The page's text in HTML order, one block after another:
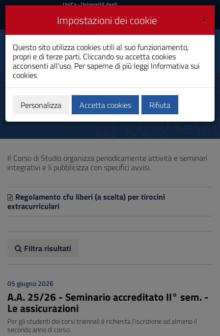
Vai
al
navigazione
sito
al
Footer
UniCa
Accedi
UniCa- Università degli
Accedi UniCA News
Toggle
navigation
Economia Manageriale
Laurea Magistrale
Attività a scelta dello studente
Il Corso di Studio organizza periodicamente attività e seminari
integrativi e li pubblicizza con specifici avvisi.
Regolamento cfu liberi (a scelta) per tirocini
extracurriculari
Filtra risultati
05 giugno 2026
A.A. 25/26 - Seminario accreditato II° sem. -
Le assicurazioni
Per gli studenti dei corsi triennali è richiesta l’iscrizione ad almeno il
secondo anno di corso.
×
Impostazioni dei cookie
Questo sito utilizza cookies utili al suo funzionamento,
propri e di terze parti. Cliccando su accetta cookies
acconsenti all'uso. Per saperne di più leggi Informativa sui
cookies
Personalizza Accetta cookies Rifiuta